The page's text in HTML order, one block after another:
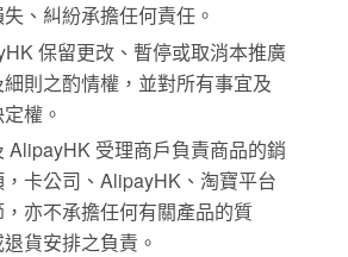
、糾紛承擔任何責任。
保留更改、暫停或取消本推廣
則之酌情權，並對所有事宜及
權。
AlipayHK 受理商戶負責商品的銷
卡公司、AlipayHK、淘寶平台
亦不承擔任何有關產品的質
貨安排之負責。